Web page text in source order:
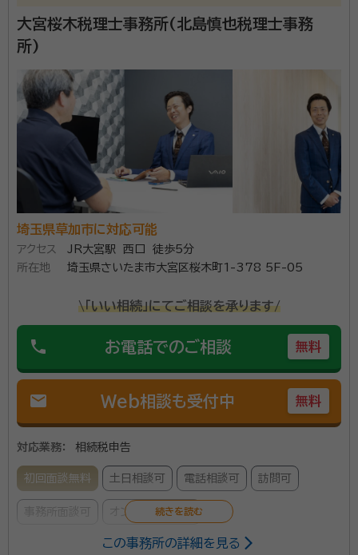
価を含みます)など 勤務しながら税理士試験の勉強を続け、資格を取得
勤務し、令和6年1月に居住地である越谷市で独立いたしました。
相続は一生に何度も経験することではありませんが、誰
の身にも起こりうることです。 頻繁ではないからこそ、
い」「専門家に依頼したいけど、知り合いもいないし何だ
か敷居が高そう」など、お悩みになる方も多数いらっし
ゃると思います。 弊所はそのようなお客様に親身に寄り
添い、全力でサポートいたします。 相続税の申告は専門
的な知識を必要とし、担当する税理士によって相続税額
が大幅に変動します。弊所はこれまでの経験を最大限に
発揮し、お客様の相続税額を最小限に抑えるよう尽力い
たします。 弊所は税理士事務所ですので相続税の申告
が主たる業務ですが、関連士業(弁護士、司法書士等)と
続に関するお手続きも弊所を窓口としての一括対応が
可能です。 相続に際しお悩みの方がいらっしゃいました
ら、お1人で抱え込まず、まずはご相談にいらしてくださ
資格等：税理士
関東信越税理士会 越谷支部
大宮桜木税理士事務所(北島慎也税理士事務
所)
埼玉県草加市に対応可能
アクセス
JR大宮駅 西口 徒歩5分
所在地
埼玉県さいたま市大宮区桜木町1-378 5F-05
\「いい相続」にてご相談を承ります/
phone お電話でのご相談 無料
mail Web相談も受付中 無料
対応業務： 相続税申告
初回面談無料 土日相談可 電話相談可 訪問可
事務所面談可 オンライン面談可
この事務所の詳細を見る